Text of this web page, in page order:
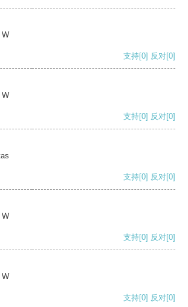
W
支持[0] 反对[0]
W
支持[0] 反对[0]
支持[0] 反对[0]
W
支持[0] 反对[0]
W
支持[0] 反对[0]